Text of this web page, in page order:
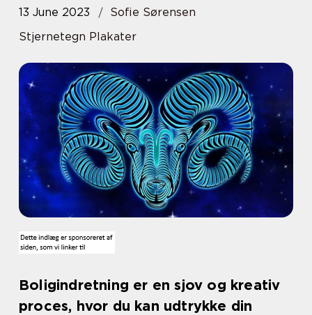
13 June 2023
Sofie Sørensen
Stjernetegn Plakater
Boligindretning er en sjov og kreativ
proces, hvor du kan udtrykke din